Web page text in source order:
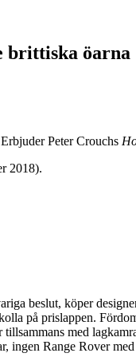
brittiska öarna
Peter Crouchs
2018).
beslut, köper
på prislappen.
med
Range Rover